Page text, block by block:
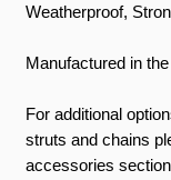
Weatherproof,
Manufactured in
For additional
struts and chains
accessories section